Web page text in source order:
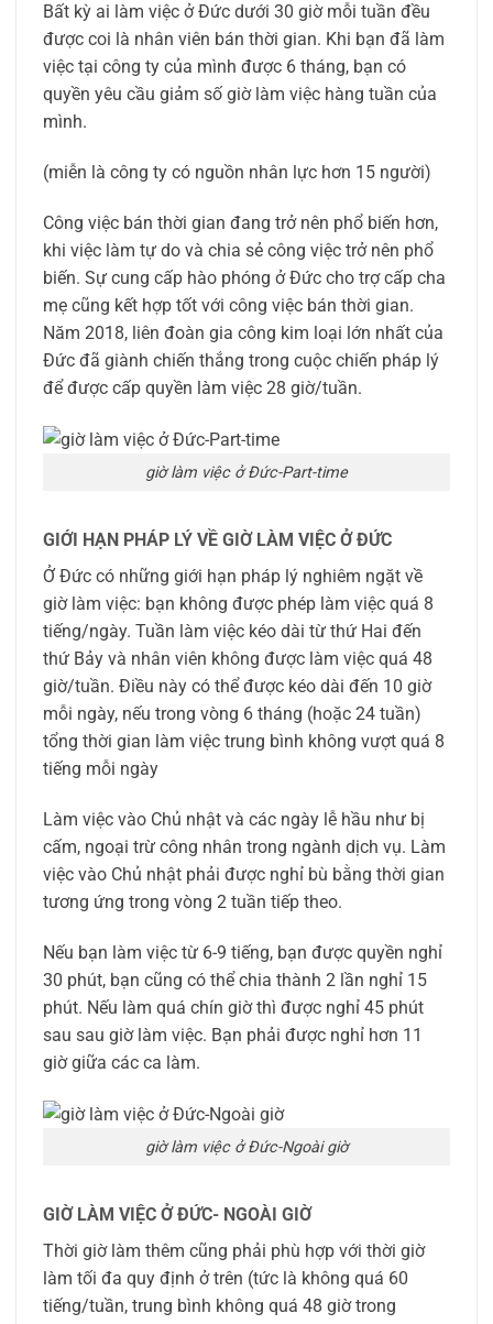
Bất kỳ ai làm việc ở Đức dưới 30 giờ mỗi tuần đều
được coi là nhân viên bán thời gian. Khi bạn đã làm
việc tại công ty của mình được 6 tháng, bạn có
quyền yêu cầu giảm số giờ làm việc hàng tuần của
mình.
(miễn là công ty có nguồn nhân lực hơn 15 người)
Công việc bán thời gian đang trở nên phổ biến hơn,
khi việc làm tự do và chia sẻ công việc trở nên phổ
biến. Sự cung cấp hào phóng ở Đức cho trợ cấp cha
mẹ cũng kết hợp tốt với công việc bán thời gian.
Năm 2018, liên đoàn gia công kim loại lớn nhất của
Đức đã giành chiến thắng trong cuộc chiến pháp lý
để được cấp quyền làm việc 28 giờ/tuần.
giờ làm việc ở Đức-Part-time
GIỚI HẠN PHÁP LÝ VỀ GIỜ LÀM VIỆC Ở ĐỨC
Ở Đức có những giới hạn pháp lý nghiêm ngặt về
giờ làm việc: bạn không được phép làm việc quá 8
tiếng/ngày. Tuần làm việc kéo dài từ thứ Hai đến
thứ Bảy và nhân viên không được làm việc quá 48
giờ/tuần. Điều này có thể được kéo dài đến 10 giờ
mỗi ngày, nếu trong vòng 6 tháng (hoặc 24 tuần)
tổng thời gian làm việc trung bình không vượt quá 8
tiếng mỗi ngày
Làm việc vào Chủ nhật và các ngày lễ hầu như bị
cấm, ngoại trừ công nhân trong ngành dịch vụ. Làm
việc vào Chủ nhật phải được nghỉ bù bằng thời gian
tương ứng trong vòng 2 tuần tiếp theo.
Nếu bạn làm việc từ 6-9 tiếng, bạn được quyền nghỉ
30 phút, bạn cũng có thể chia thành 2 lần nghỉ 15
phút. Nếu làm quá chín giờ thì được nghỉ 45 phút
sau sau giờ làm việc. Bạn phải được nghỉ hơn 11
giờ giữa các ca làm.
giờ làm việc ở Đức-Ngoài giờ
GIỜ LÀM VIỆC Ở ĐỨC- NGOÀI GIỜ
Thời giờ làm thêm cũng phải phù hợp với thời giờ
làm tối đa quy định ở trên (tức là không quá 60
tiếng/tuần, trung bình không quá 48 giờ trong